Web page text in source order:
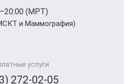
(МРТ)
и Маммография)
услуги
272-02-05